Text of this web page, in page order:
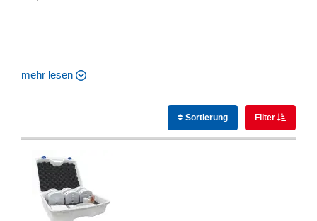
mehr lesen
Sortierung Filter